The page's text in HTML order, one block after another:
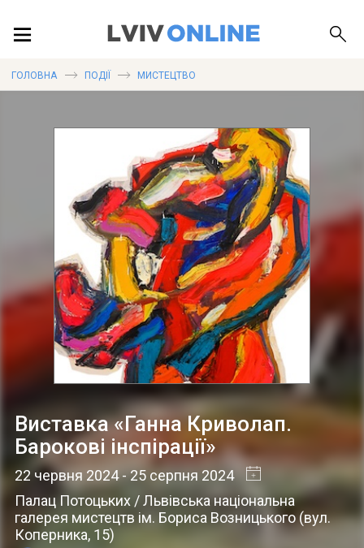
ПУБЛІКАЦІЇ
ДОВІДКА
ГОЛОВНА ПОДІЇ МИСТЕЦТВО
Виставка «Ганна Криволап.
Барокові інспірації»
22 червня 2024- 25 серпня 2024
Палац Потоцьких / Львівська національна
галерея мистецтв ім. Бориса Возницького(вул.
Коперника, 15)